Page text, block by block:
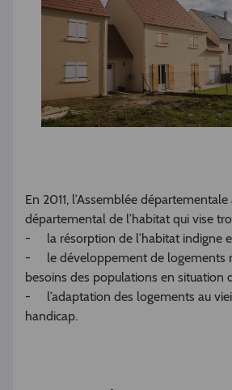
En 2011, l’Assemblée
départemental de l’habitat qui vise
- la résorption de l’habitat indigne
- le développement de logements
besoins des populations en situation
- l’adaptation des logements au
handicap.